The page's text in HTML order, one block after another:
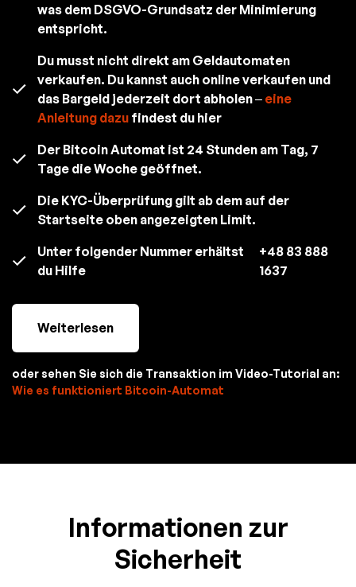
was dem DSGVO-Grundsatz der Minimierung
entspricht.
Du musst nicht direkt am Geldautomaten
verkaufen. Du kannst auch online verkaufen und
das Bargeld jederzeit dort abholen – eine
Anleitung dazu findest du hier
Der Bitcoin Automat ist 24 Stunden am Tag, 7
Tage die Woche geöffnet.
Die KYC-Überprüfung gilt ab dem auf der
Startseite oben angezeigten Limit.
Unter folgender Nummer erhältst
du Hilfe
+48 83 888
1637
Weiterlesen
oder sehen Sie sich die Transaktion im Video-Tutorial an:
Wie es funktioniert Bitcoin-Automat
Informationen zur
Sicherheit